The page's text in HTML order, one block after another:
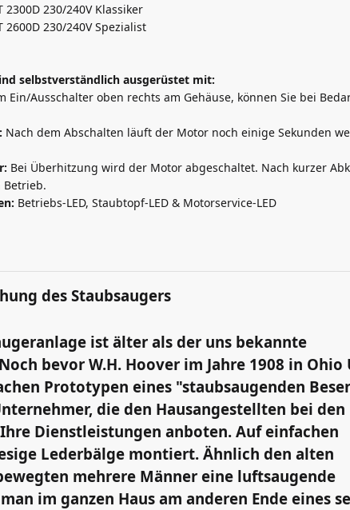
230/240V Klassiker
230/240V Spezialist
selbstverständlich ausgerüstet mit:
Ein/Ausschalter oben rechts am Gehäuse, können Sie bei
Nach dem Abschalten läuft der Motor noch einige Sekunden
Bei Überhitzung wird der Motor abgeschaltet. Nach kurzer
Betriebs-LED, Staubtopf-LED & Motorservice-LED
des Staubsaugers
ist älter als der uns bekannte
bevor W.H. Hoover im Jahre 1908 in Ohio
Prototypen eines "staubsaugenden
die den Hausangestellten bei den
Dienstleistungen anboten. Auf einfachen
Lederbälge montiert. Ähnlich den alten
mehrere Männer eine luftsaugende
im ganzen Haus am anderen Ende eines